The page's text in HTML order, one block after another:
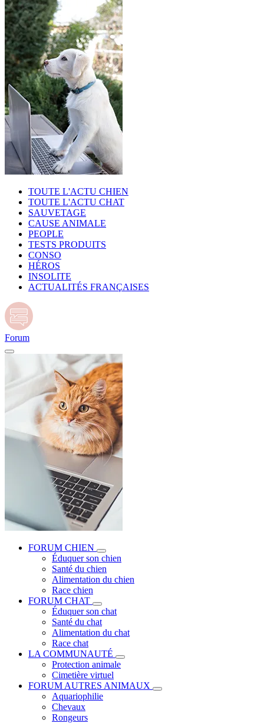
TOUTE L'ACTU CHIEN
TOUTE L'ACTU CHAT
SAUVETAGE
CAUSE ANIMALE
PEOPLE
TESTS PRODUITS
CONSO
HÉROS
INSOLITE
ACTUALITÉS FRANÇAISES
Forum
FORUM CHIEN
Éduquer son chien
Santé du chien
Alimentation du chien
Race chien
FORUM CHAT
Éduquer son chat
Santé du chat
Alimentation du chat
Race chat
LA COMMUNAUTÉ
Protection animale
Cimetière virtuel
FORUM AUTRES ANIMAUX
Aquariophilie
Chevaux
Rongeurs